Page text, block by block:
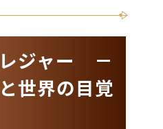
ジャー －
世界の目覚